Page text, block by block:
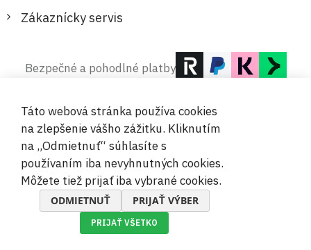
Zákaznícky servis
Bezpečné a pohodlné platby
© 2019-2026 Megamix s.r.o.
Táto webová stránka používa cookies
na zlepšenie vášho zážitku. Kliknutím
na „Odmietnuť“ súhlasíte s
používaním iba nevyhnutných cookies.
Môžete tiež prijať iba vybrané cookies.
ODMIETNUŤ PRIJAŤ VÝBER
PRIJAŤ VŠETKO